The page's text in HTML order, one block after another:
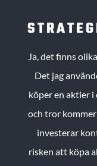
Ja, det finns
Det jag
köper en aktier
och tror
investerar
risken att köpa